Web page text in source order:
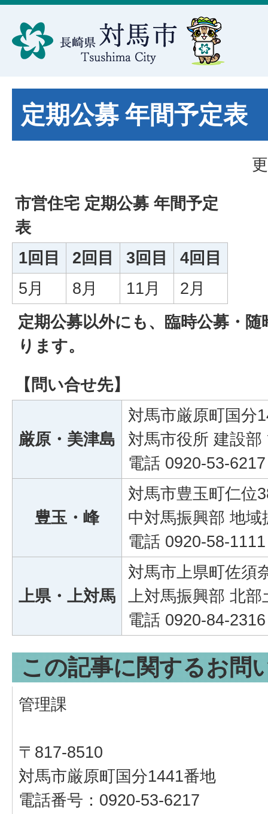
定期公募 年間予定表
市営住宅 定期公募 年間予定
表
1回目
2回目 3回目
4回目
5月
8月 11月
2月
定期公募以外にも、臨時公募・
ります。
【問い合せ先】
厳原・美津島
対馬市厳原町国分
対馬市役所 建設部
電話 0920-53-6217
豊玉・峰
対馬市豊玉町仁位
中対馬振興部 地域
電話 0920-58-1111
上県・上対馬
対馬市上県町佐須
上対馬振興部 北
電話 0920-84-2316
この記事に関するお問
管理課
〒817-8510
対馬市厳原町国分1441番地
電話番号：0920-53-6217